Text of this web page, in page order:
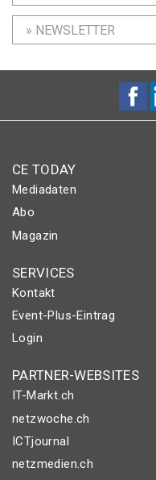
» NEWSLETTER
CE TODAY
Mediadaten
Abo
Magazin
SERVICES
Kontakt
Event-Plus-Eintrag
Login
PARTNER-WEBSITES
IT-Markt.ch
netzwoche.ch
ICTjournal
netzmedien.ch